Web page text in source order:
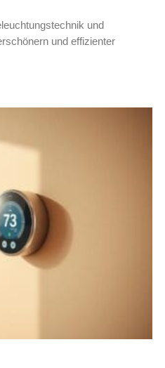
und
und effizienter